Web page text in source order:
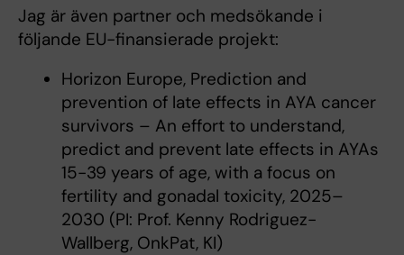
Jag är även partner och medsökande i
följande EU-finansierade projekt:
Horizon Europe, Prediction and
prevention of late effects in AYA cancer
survivors – An effort to understand,
predict and prevent late effects in AYAs
15-39 years of age, with a focus on
fertility and gonadal toxicity, 2025–
2030 (PI: Prof. Kenny Rodriguez-
Wallberg, OnkPat, KI)